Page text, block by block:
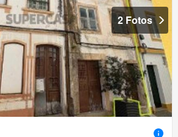
2 Fotos